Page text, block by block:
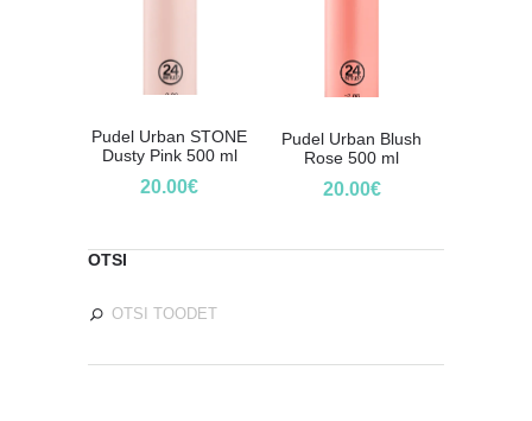
Pudel Urban STONE
Dusty Pink 500 ml
20.00€
Pudel Urban Blush
Rose 500 ml
20.00€
OTSI